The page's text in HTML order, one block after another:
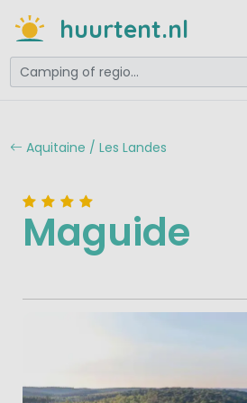
huurtent.nl
Aquitaine / Les Landes
Maguide